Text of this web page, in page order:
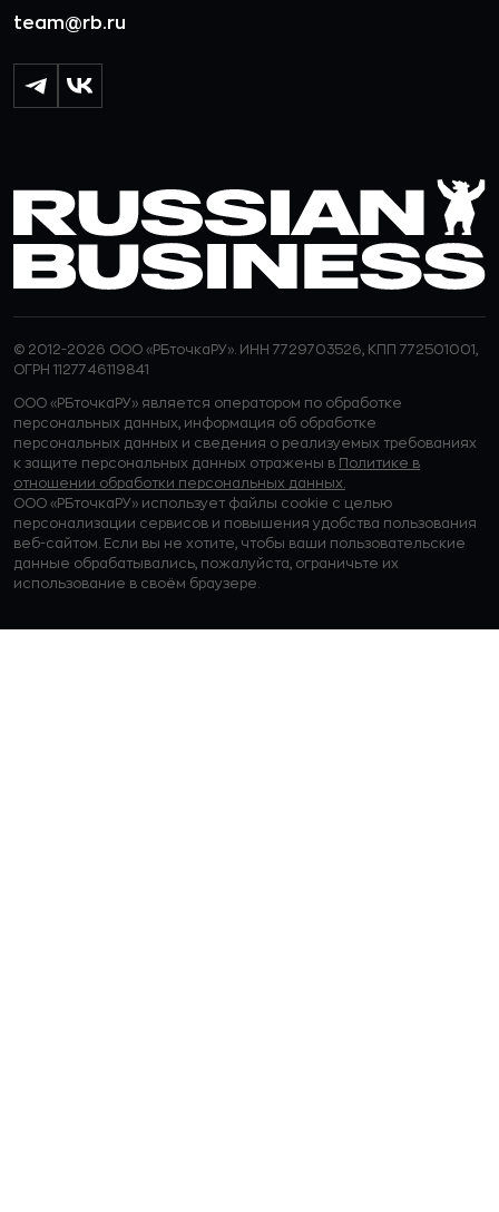
team@rb.ru
© 2012-2026 ООО «РБточкаРУ». ИНН 7729703526, КПП 772501001,
ОГРН 1127746119841
ООО «РБточкаРУ» является оператором по обработке
персональных данных, информация об обработке
персональных данных и сведения о реализуемых требованиях
к защите персональных данных отражены в
Политике в
отношении обработки персональных данных.
ООО «РБточкаРУ» использует файлы cookie с целью
персонализации сервисов и повышения удобства пользования
веб-сайтом. Если вы не хотите, чтобы ваши пользовательские
данные обрабатывались, пожалуйста, ограничьте их
использование в своём браузере.